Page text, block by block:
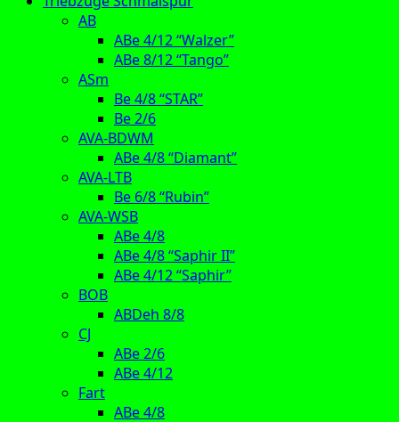
AB
ABe 4/12 “Walzer”
ABe 8/12 “Tango”
ASm
Be 4/8 “STAR”
Be 2/6
AVA-BDWM
ABe 4/8 “Diamant”
AVA-LTB
Be 6/8 “Rubin”
AVA-WSB
ABe 4/8
ABe 4/8 “Saphir II”
ABe 4/12 “Saphir”
BOB
ABDeh 8/8
CJ
ABe 2/6
ABe 4/12
Fart
ABe 4/8